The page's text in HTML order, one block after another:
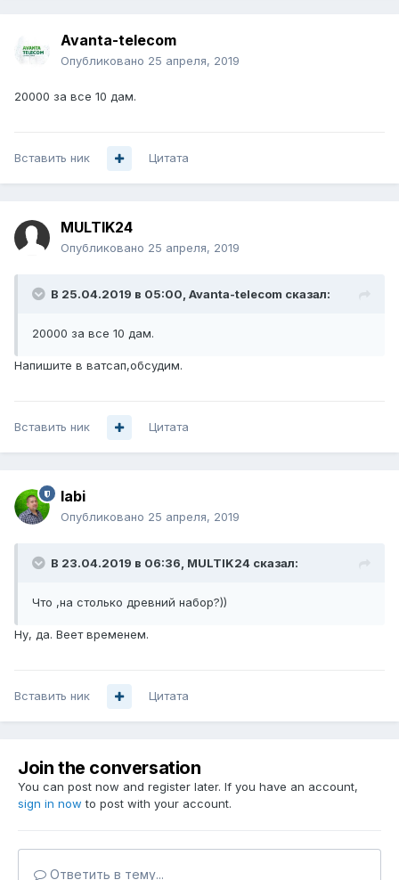
Avanta-telecom
Опубликовано 25 апреля, 2019
20000 за все 10 дам.
Вставить ник Цитата
MULTIK24
Опубликовано 25 апреля, 2019
В 25.04.2019 в 05:00, Avanta-telecom сказал:
20000 за все 10 дам.
Напишите в ватсап,обсудим.
Вставить ник Цитата
labi
Опубликовано 25 апреля, 2019
В 23.04.2019 в 06:36, MULTIK24 сказал:
Что ,на столько древний набор?))
Ну, да. Веет временем.
Вставить ник Цитата
Join the conversation
You can post now and register later. If you have an account,
sign in now to post with your account.
Ответить в тему...